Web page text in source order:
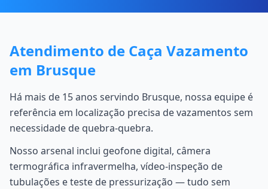
Atendimento de Caça Vazamento
em Brusque
Há mais de 15 anos servindo Brusque, nossa equipe é
referência em localização precisa de vazamentos sem
necessidade de quebra-quebra.
Nosso arsenal inclui geofone digital, câmera
termográfica infravermelha, vídeo-inspeção de
tubulações e teste de pressurização — tudo sem